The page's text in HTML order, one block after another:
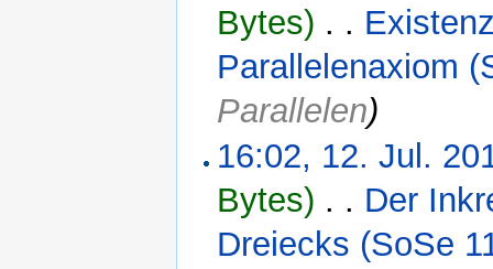
Bytes) . .
Parallelenaxiom
Parallelen)
16:02, 12. Jul.
Bytes) . . Der
Dreiecks (SoSe